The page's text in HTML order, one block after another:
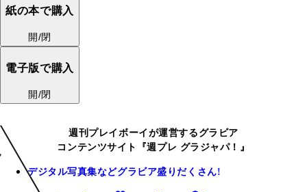
紙の本で購入
開/閉
電子版で購入
開/閉
週刊プレイボーイが運営するグラビア
コンテンツサイト『週プレ グラジャパ！』
デジタル写真集などグラビア盛りだくさん!